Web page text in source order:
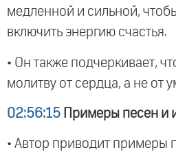
медленной и сильной,
включить энергию счастья.
• Он также подчеркивает,
молитву от сердца, а не от
02:56:15 Примеры песен и
• Автор приводит примеры